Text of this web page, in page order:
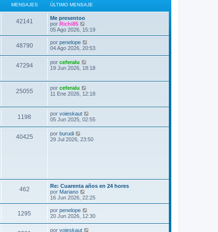
MENSAJES ÚLTIMO MENSAJE
42141
Me presentoo
por Richi85
e
r
ú
l
i
m
o
e
n
s
e
05 Ago 2026, 15:19
48790 por penelope
e
t
m
m
n
s
a
j
e
04 Ago 2026, 20:53
47294 por ceferalu
e
t
i
o
m
e
n
a
j
19 Jun 2026, 18:18
25055 por ceferalu
e
l
t
i
m
m
11 Ene 2026, 12:18
1198 por voieskaut
e
l
t
s
a
j
e
05 Jun 2025, 02:55
40425 por burudi
e
o
m
e
n
s
a
29 Jul 2026, 23:50
462
Re: Cuarenta años en 24 hores
por Mariano
e
r
ú
l
i
16 Jun 2026, 22:25
1295 por penelope
e
ú
20 Jun 2026, 12:30
por voieskaut